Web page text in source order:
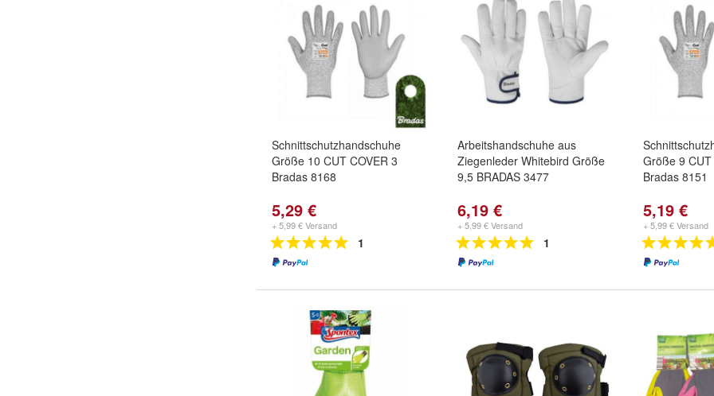
Schnittschutzhandschuhe
Größe 10 CUT COVER 3
Bradas 8168
5,29 €
+ 5,99 € Versand
1
Arbeitshandschuhe aus
Ziegenleder Whitebird Größe
9,5 BRADAS 3477
6,19 €
+ 5,99 € Versand
1
Größe 9 CUT
Bradas 8151
5,19 €
+ 5,99 € Versand